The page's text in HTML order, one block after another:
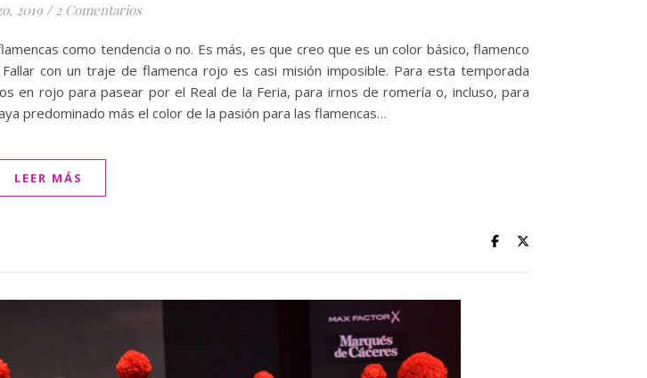
2019 / 2 Comentarios
como tendencia o no. Es más, es que creo que es un color básico, flamenco
con un traje de flamenca rojo es casi misión imposible. Para esta temporada
en rojo para pasear por el Real de la Feria, para irnos de romería o, incluso, para
predominado más el color de la pasión para las flamencas…
LEER MÁS